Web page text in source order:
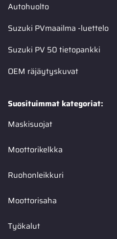
Autohuolto
Suzuki PVmaailma -luettelo
Suzuki PV 50 tietopankki
OEM räjäytyskuvat
Suosituimmat kategoriat:
Maskisuojat
Moottorikelkka
Ruohonleikkuri
Moottorisaha
Työkalut